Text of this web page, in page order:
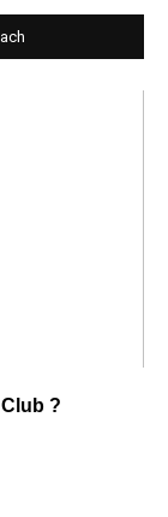
?